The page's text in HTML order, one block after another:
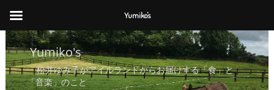
Yumiko's
松井ゆみ子がアイルランドからお届けする「食」と
「音楽」のこと
Yumiko's
Yumiko's